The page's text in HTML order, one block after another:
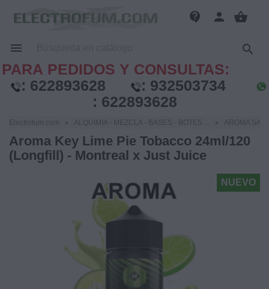
contact_support person shopping_basket
 
PARA PEDIDOS Y CONSULTAS:
: 622893628 : 932503734
: 622893628
Electrofum.com ALQUIMIA - MEZCLA - BASES - BOTES ... AROMA
Aroma Key Lime Pie Tobacco 24ml/120
(Longfill) - Montreal x Just Juice
NUEVO